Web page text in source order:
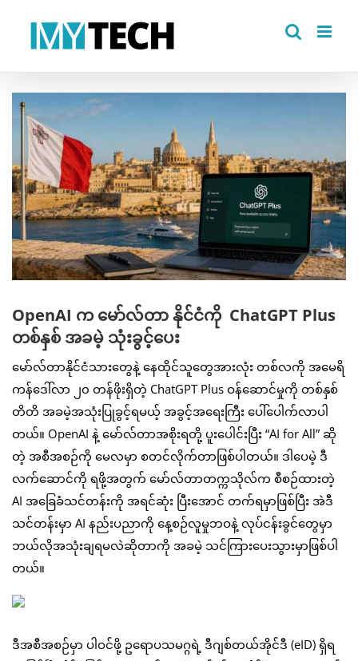
View
Larger
Image
OpenAI က မော်လ်တာ နိုင်ငံကို ChatGPT Plus
တစ်နှစ် အခမဲ့ သုံးခွင့်ပေး
မော်လ်တာနိုင်ငံသားတွေနဲ့ နေထိုင်သူတွေအားလုံး တစ်လကို အမေရိ
ကန်ဒေါ်လာ ၂၀ တန်ဖိုးရှိတဲ့ ChatGPT Plus ဝန်ဆောင်မှုကို တစ်နှစ်
တိတိ အခမဲ့အသုံးပြုခွင့်ရမယ့် အခွင့်အရေးကြီး ပေါ်ပေါက်လာပါ
တယ်။ OpenAI နဲ့ မော်လ်တာအစိုးရတို့ ပူးပေါင်းပြီး “AI for All” ဆို
တဲ့ အစီအစဉ်ကို မေလမှာ စတင်လိုက်တာဖြစ်ပါတယ်။ ဒါပေမဲ့ ဒီ
လက်ဆောင်ကို ရဖို့အတွက် မော်လ်တာတက္ကသိုလ်က စီစဉ်ထားတဲ့
AI အခြေခံသင်တန်းကို အရင်ဆုံး ပြီးအောင် တက်ရမှာဖြစ်ပြီး အဲဒီ
သင်တန်းမှာ AI နည်းပညာကို နေ့စဉ်လူမှုဘဝနဲ့ လုပ်ငန်းခွင်တွေမှာ
ဘယ်လိုအသုံးချရမလဲဆိုတာကို အခမဲ့ သင်ကြားပေးသွားမှာဖြစ်ပါ
တယ်။
ဒီအစီအစဉ်မှာ ပါဝင်ဖို့ ဥရောပသမဂ္ဂရဲ့ ဒီဂျစ်တယ်အိုင်ဒီ (eID) ရှိရ